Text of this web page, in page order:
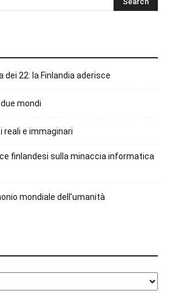
dei 22: la Finlandia aderisce
mondi
reali e immaginari
finlandesi sulla minaccia informatica
mondiale dell’umanità